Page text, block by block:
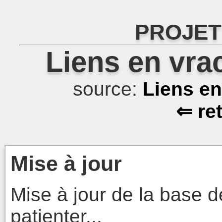
Liens en
source: Liens
⇐
Mise à jour
Mise à jour de la base
patienter...